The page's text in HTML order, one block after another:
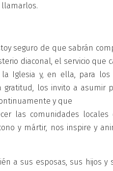
llamarlos.
seguro de que sabrán
diaconal, el servicio que
Iglesia y, en ella, para los
gratitud, los invito a asumir
y que
las comunidades locales
y mártir, nos inspire y
a sus esposas, sus hijos y